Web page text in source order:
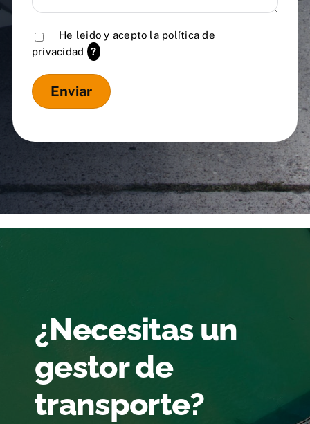
He leido y acepto la política de
privacidad
?
¿Necesitas un
gestor de
transporte?